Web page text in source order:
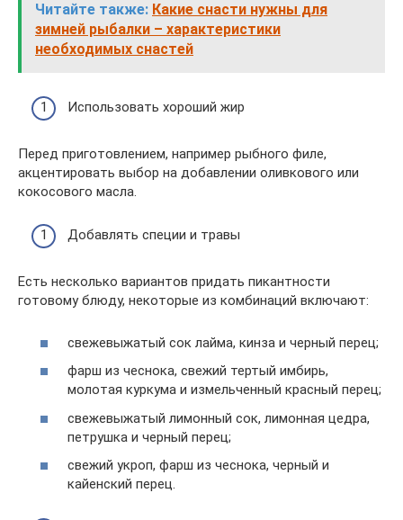
Читайте также: Какие снасти нужны для
зимней рыбалки – характеристики
необходимых снастей
Использовать хороший жир
Перед приготовлением, например рыбного филе,
акцентировать выбор на добавлении оливкового или
кокосового масла.
Добавлять специи и травы
Есть несколько вариантов придать пикантности
готовому блюду, некоторые из комбинаций включают:
свежевыжатый сок лайма, кинза и черный перец;
фарш из чеснока, свежий тертый имбирь,
молотая куркума и измельченный красный перец;
свежевыжатый лимонный сок, лимонная цедра,
петрушка и черный перец;
свежий укроп, фарш из чеснока, черный и
кайенский перец.